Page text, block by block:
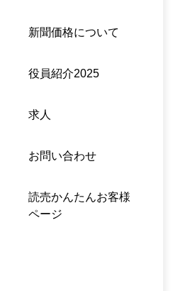
新聞価格について
役員紹介2025
求人
お問い合わせ
読売かんたんお客様
ページ